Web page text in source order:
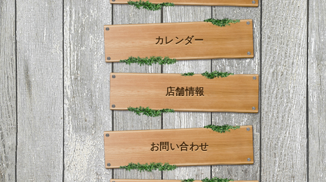
カレンダー
店舗情報
お問い合わせ